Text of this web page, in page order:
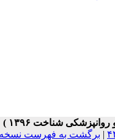
|برگشت به فهرست نسخه